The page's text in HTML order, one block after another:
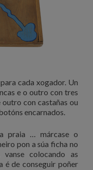
cada xogador. Un
e o outro con tres
con castañas ou
encarnados.
praia … márcase o
pon a súa ficha no
vanse colocando as
é de conseguir poñer